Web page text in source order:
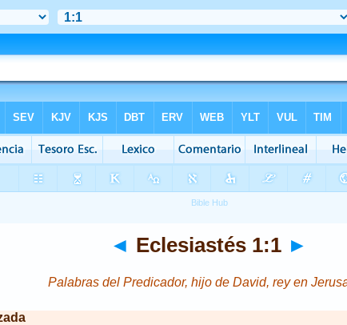
◄ Eclesiastés 1:1 ►
Palabras del Predicador, hijo de David, rey en